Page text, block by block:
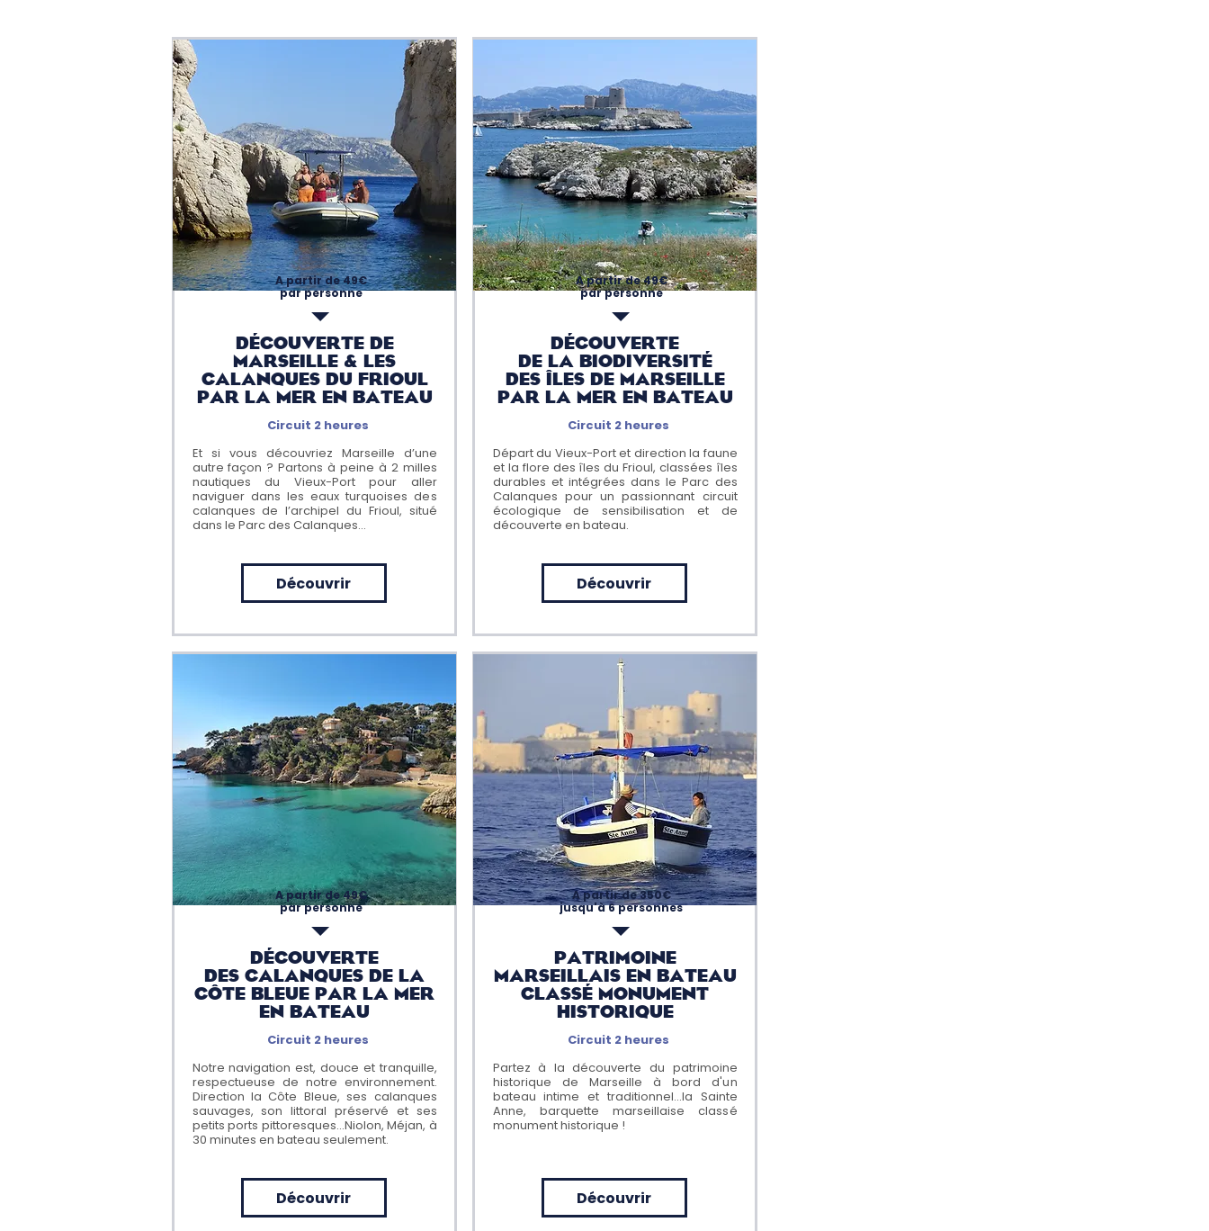
A partir de 49€
par personne
DÉcouverte de
Marseille & LES
CALANQUES DU FRIOUL
PAR LA MER EN BATEAU
Circuit 2 heures
Et si vous découvriez Marseille d’une
autre façon ? Partons à peine à 2 milles
nautiques du Vieux-Port pour aller
naviguer dans les eaux turquoises des
calanques de l’archipel du Frioul, situé
dans le Parc des Calanques…
Découvrir
A partir de 49€
par personne
DÉcouverte
deS CALANQUES DE LA
CÔTE BLEUE PAR LA MER
EN BATEAU
Circuit 2 heures
Notre navigation est, douce et tranquille,
respectueuse de notre environnement.
Direction la Côte Bleue, ses calanques
sauvages, son littoral préservé et ses
petits ports pittoresques...Niolon, Méjan, à
30 minutes en bateau seulement.
Découvrir
A partir de 49€
par personne
DÉcouverte
de la biodiversitÉ
des Îles de Marseille
PAR LA MER EN BATEAU
Circuit 2 heures
Départ du Vieux-Port et direction la faune
et la flore des îles du Frioul, classées îles
durables et intégrées dans le Parc des
Calanques pour un passionnant circuit
écologique de sensibilisation et de
découverte en bateau.
Découvrir
A partir de 350€
jusqu'à 6 personnes
Patrimoine
MARSEILLAIS EN BATEAU
CLASSÉ MONUMENT
HISTORIQUE
Circuit 2 heures
Partez à la découverte du patrimoine
historique de Marseille à bord d'un
bateau intime et traditionnel...la Sainte
Anne, barquette marseillaise classé
monument historique !
Découvrir